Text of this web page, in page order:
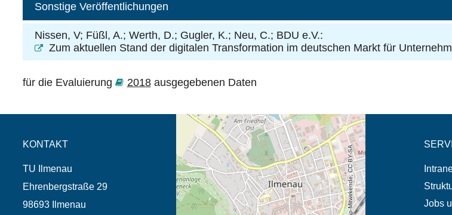
Sonstige Veröffentlichungen
Nissen, V; Füßl, A.; Werth, D.; Gugler, K.; Neu, C.; BDU e.V.:
Zum aktuellen Stand der digitalen Transformation im deutschen Markt für
für die Evaluierung 2018ausgegebenen Daten
KONTAKT
TU Ilmenau
Ehrenbergstraße 29
98693 Ilmenau
Öffnet die Anfahrtsbeschreibung in neuem
Tab (Karte)
Jobs